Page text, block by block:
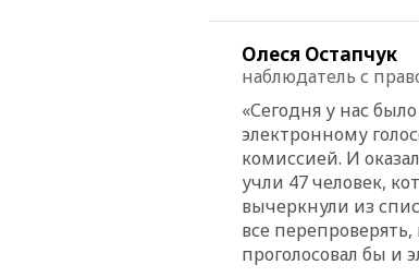
Олеся Остапчук
наблюдатель с
«Сегодня у нас
электронному
комиссией. И
учли 47 человек,
вычеркнули из
все
проголосовал бы и